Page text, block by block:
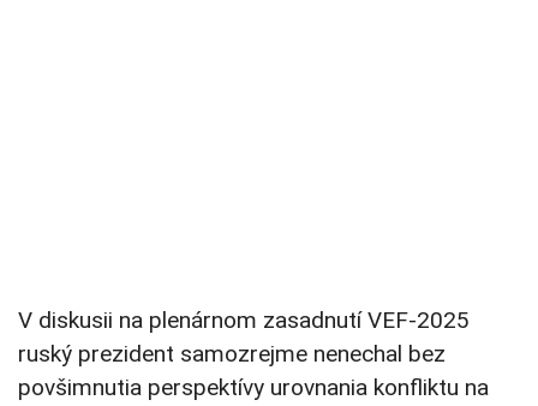
V diskusii na plenárnom zasadnutí VEF-2025
ruský prezident samozrejme nenechal bez
povšimnutia perspektívy urovnania konfliktu na